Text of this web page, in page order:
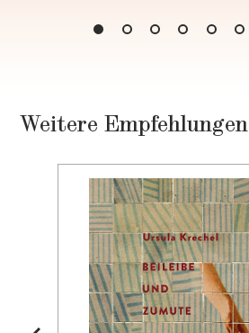
Weitere Empfehlungen